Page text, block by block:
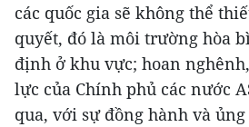
các quốc gia sẽ không thể
quyết, đó là môi trường hòa
định ở khu vực; hoan
lực của Chính phủ các nước
qua, với sự đồng hành và